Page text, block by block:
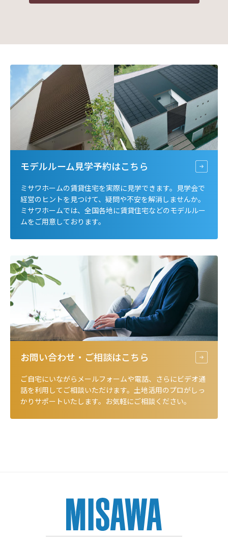
モデルルーム見学予約はこちら
ミサワホームの賃貸住宅を実際に見学できます。見学会で
経営のヒントを見つけて、疑問や不安を解消しませんか。
ミサワホームでは、全国各地に賃貸住宅などのモデルルー
ムをご用意しております。
お問い合わせ・ご相談はこちら
ご自宅にいながらメールフォームや電話、さらにビデオ通
話を利用してご相談いただけます。土地活用のプロがしっ
かりサポートいたします。お気軽にご相談ください。